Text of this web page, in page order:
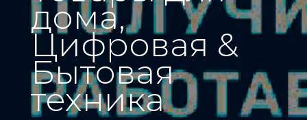
дома,
Цифровая &
Бытовая
техника